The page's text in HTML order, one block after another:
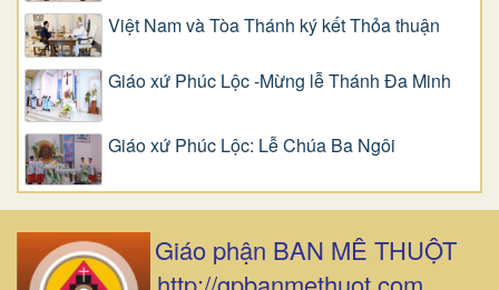
Việt Nam và Tòa Thánh ký kết Thỏa thuận
Giáo xứ Phúc Lộc -Mừng lễ Thánh Đa Minh
Giáo xứ Phúc Lộc: Lễ Chúa Ba Ngôi
Giáo phận BAN MÊ THUỘT